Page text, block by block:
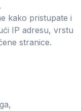
kako pristupate i
IP adresu, vrstu
stranice.